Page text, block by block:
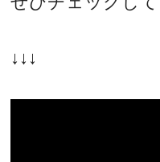
↓↓↓